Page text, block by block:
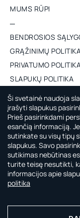
MUMS RŪPI
BENDROSIOS
GRĄŽINIMŲ
PRIVATUMO
SLAPUKŲ POLITIKA
ES PROJEKTAS
Ši svetainė naudoja
įrašyti slapukus
Prieš pasirinkdami
esančią informaciją.
sutinkate su visų tipų
slapukus. Savo
sutikimas nebūtinas
turite teisę nesutikti,
informacijos apie
politika
APIE CAPSULE BY
CAPSULE by Agnė
kokybiškus
nuostabaus